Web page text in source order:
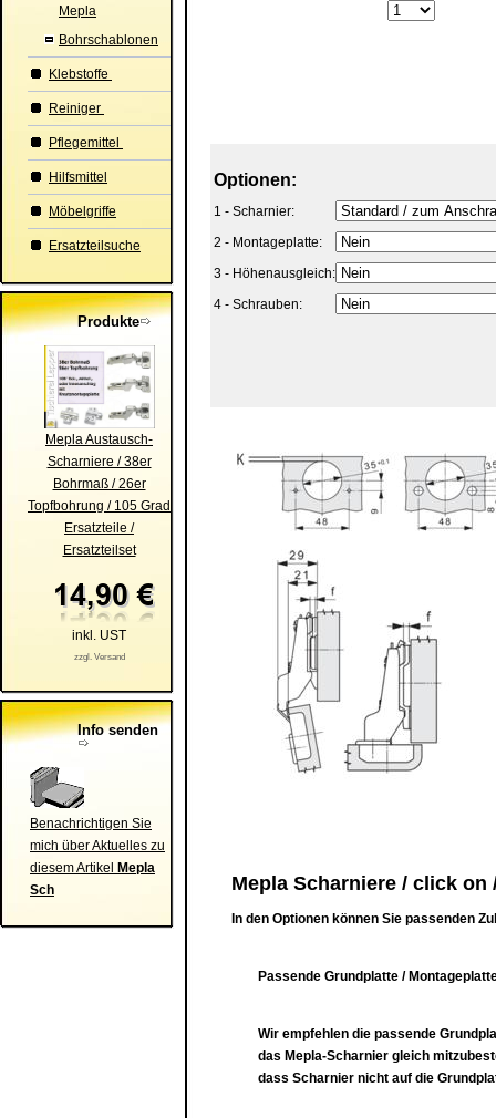
Mepla
Bohrschablonen
Klebstoffe
Reiniger
Pflegemittel
Hilfsmittel
Möbelgriffe
Ersatzteilsuche
Produkte
Mepla Austausch-
Scharniere / 38er
Bohrmaß / 26er
Topfbohrung / 105 Grad
Ersatzteile /
Ersatzteilset
inkl. UST
zzgl. Versand
Info senden
Benachrichtigen Sie
mich über Aktuelles zu
diesem Artikel
Mepla
Sch
Optionen:
1 - Scharnier:
2 - Montageplatte:
3 - Höhenausgleich:
4 - Schrauben:
Mepla Scharniere / click on
In den Optionen können Sie passenden
Passende Grundplatte /
Wir empfehlen die passende
das Mepla-Scharnier gleich
dass Scharnier nicht auf die